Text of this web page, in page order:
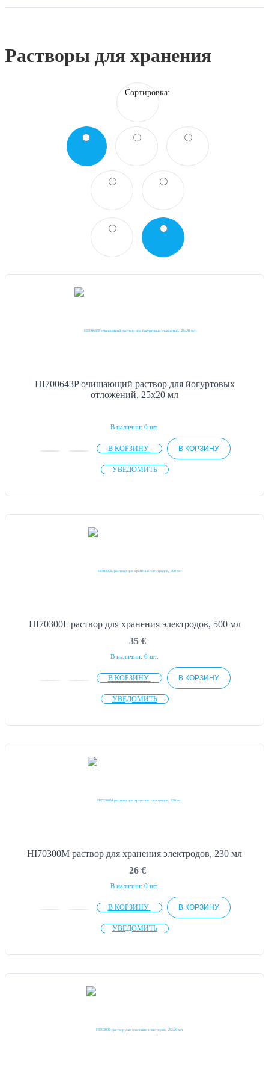
Растворы для хранения
Сортировка:
HI700643P очищающий раствор для йогуртовых
отложений, 25х20 мл
В наличии: 0 шт.
В КОРЗИНУ В КОРЗИНУ
УВЕДОМИТЬ
HI70300L раствор для хранения электродов, 500 мл
35 €
В наличии: 0 шт.
В КОРЗИНУ В КОРЗИНУ
УВЕДОМИТЬ
HI70300M раствор для хранения электродов, 230 мл
26 €
В наличии: 0 шт.
В КОРЗИНУ В КОРЗИНУ
УВЕДОМИТЬ